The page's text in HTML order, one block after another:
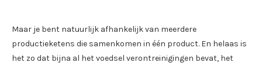
Maar je bent natuurlijk afhankelijk van meerdere
productieketens die samenkomen in één product. En helaas is
het zo dat bijna al het voedsel verontreinigingen bevat, het